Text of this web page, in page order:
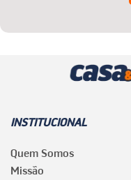
INSTITUCIONAL
Quem Somos
Missão